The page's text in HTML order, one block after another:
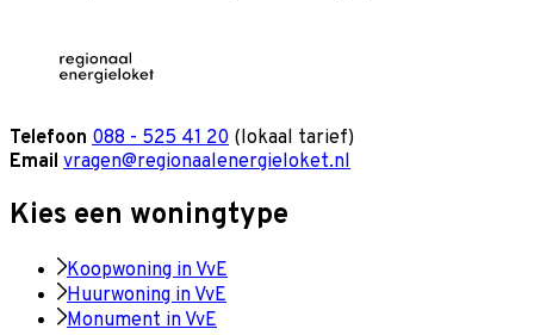
Telefoon 088 - 525 41 20 (lokaal tarief)
Email vragen@regionaalenergieloket.nl
Kies een woningtype
Koopwoning in VvE
Huurwoning in VvE
Monument in VvE